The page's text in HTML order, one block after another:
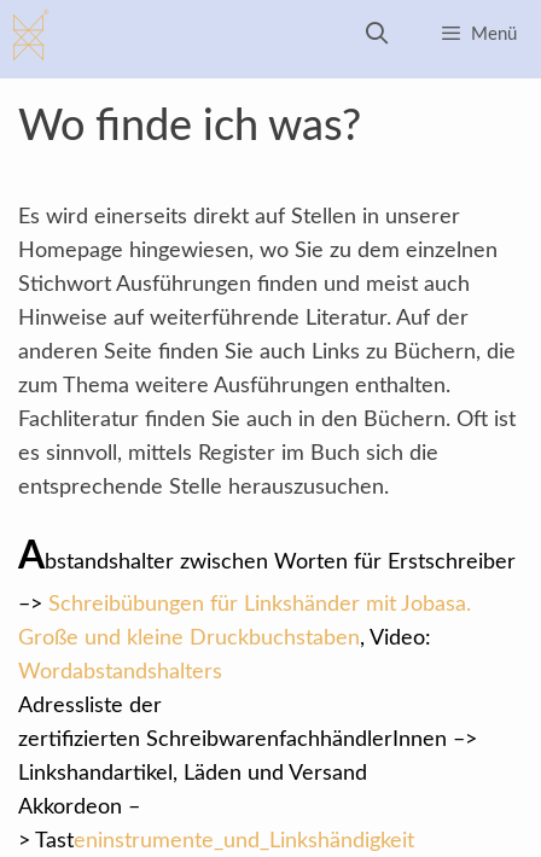
Zum
Inhalt
springen
Menü
Wo finde ich was?
Es wird einerseits direkt auf Stellen in unserer
Homepage hingewiesen, wo Sie zu dem einzelnen
Stichwort Ausführungen finden und meist auch
Hinweise auf weiterführende Literatur. Auf der
anderen Seite finden Sie auch Links zu Büchern, die
zum Thema weitere Ausführungen enthalten.
Fachliteratur finden Sie auch in den Büchern. Oft ist
es sinnvoll, mittels Register im Buch sich die
entsprechende Stelle herauszusuchen.
Abstandshalter zwischen Worten für Erstschreiber
–> Schreibübungen für Linkshänder mit Jobasa.
Große und kleine Druckbuchstaben, Video:
Wordabstandshalters
Adressliste der
zertifizierten SchreibwarenfachhändlerInnen –>
Linkshandartikel, Läden und Versand
Akkordeon –
> Tasteninstrumente_und_Linkshändigkeit